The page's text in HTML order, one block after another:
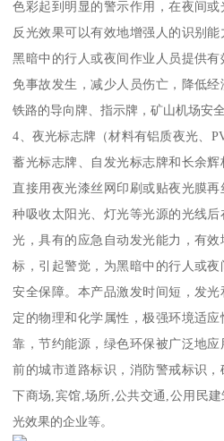
色彩起到明显的警示作用，在夜间
反光效果可以有效地增强人的识别
黑暗中的行人或夜间作业人员提供
免事故发生，减少人员伤亡，降低
铁路的导向牌、指示牌，矿山机场安
4、夜光标志牌（材料有铝质夜光、
蓄光标志牌、自发光标志牌和长余
直接用夜光漆丝网印刷或贴夜光膜
种吸收太阳光、灯光等光源的光线
光，具有的应急自动发光能力，有
标，引起警觉，为黑暗中的行人或
安全保障。本产品激发时间短，发
定的物理和化学属性，极强环境适
靠，节约能源，绿色环保被广泛地
前的城市道路标识，消防警戒标识
下商场,宾馆,场所,公共交通,公用民
光效果的企业等。